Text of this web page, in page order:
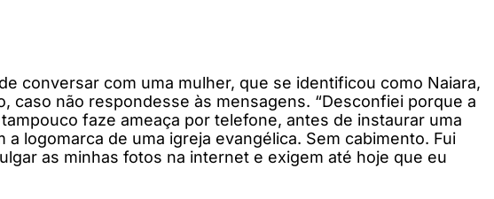
conversar com uma mulher, que se identificou como Naiara,
caso não respondesse às mensagens. “Desconfiei porque a
faze ameaça por telefone, antes de instaurar uma
logomarca de uma igreja evangélica. Sem cabimento. Fui
as minhas fotos na internet e exigem até hoje que eu